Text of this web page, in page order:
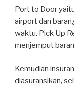
Port to Door
airport dan
waktu. Pick Up
menjemput
Kemudian
diasuransikan,